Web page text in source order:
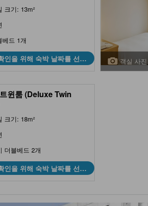
크기: 13m²
베드 1개
인을 위해 숙박 날짜를 선택
하세요
객실 사
윈룸 (Deluxe Twin
크기: 18m²
더블베드 2개
인을 위해 숙박 날짜를 선택
하세요